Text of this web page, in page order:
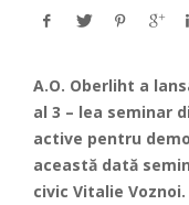
A.O. Oberliht a
al 3 – lea seminar
active pentru
această dată
civic Vitalie